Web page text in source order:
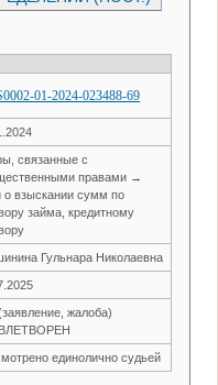
01-2024-023488-69
связанные с
правами →
о взыскании сумм по
займа, кредитному
Гульнара Николаевна
жалоба)
единолично судьей